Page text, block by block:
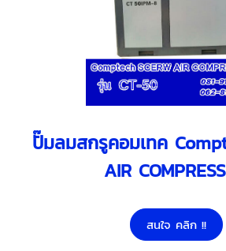
ปั๊มลมสกรูคอมเทค
AIR
สนใจ คลิก !!